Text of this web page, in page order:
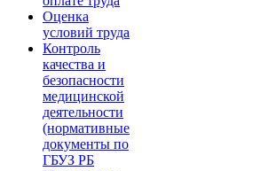
Оценка
условий труда
Контроль
качества и
безопасности
медицинской
деятельности
(нормативные
документы по
ГБУЗ РБ